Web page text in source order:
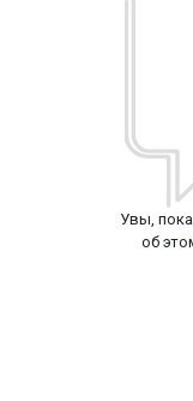
Увы,
об